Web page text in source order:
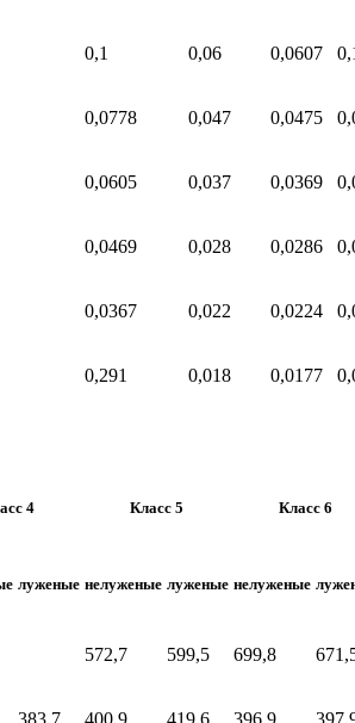
0,1 0,06 0,0607
0,0778 0,047 0,0475
0,0605 0,037 0,0369
0,0469 0,028 0,0286
0,0367 0,022 0,0224
0,291 0,018 0,0177
4 Класс 5 Класс 6
луженые нелуженые луженые нелуженые
572,7 599,5 699,8
383,7 400,9 419,6 396,9